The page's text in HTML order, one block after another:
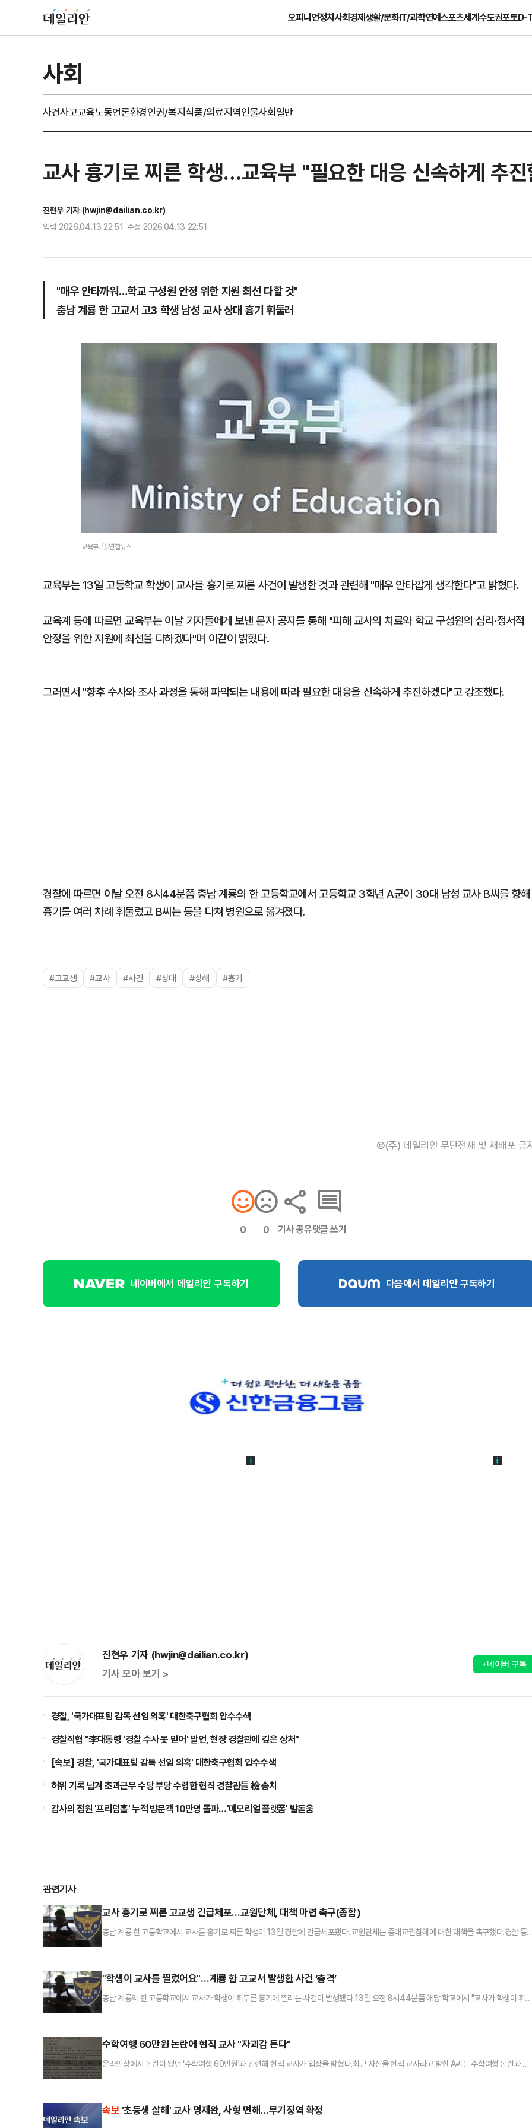
오피니언정치사회경제생활/문화IT/과학연예스포츠세계수도권포토D-
사회
사건사고교육노동언론환경인권/복지식품/의료지역인물사회일반
교사 흉기로 찌른 학생…교육부 "필요한 대응 신속하게 추
진현우 기자 (hwjin@dailian.co.kr)
입력 2026.04.13 22:51 수정 2026.04.13 22:51
"매우 안타까워…학교 구성원 안정 위한 지원 최선 다할 것"
충남 계룡 한 고교서 고3 학생 남성 교사 상대 흉기 휘둘러
교육부. ⓒ연합뉴스
교육부는 13일 고등학교 학생이 교사를 흉기로 찌른 사건이 발생한 것과 관련해 "매우 안타깝게 생각한다"고 밝혔다.
교육계 등에 따르면 교육부는 이날 기자들에게 보낸 문자 공지를 통해 "피해 교사의 치료와 학교 구성원의 심리·정서적
안정을 위한 지원에 최선을 다하겠다"며 이같이 밝혔다.
그러면서 "향후 수사와 조사 과정을 통해 파악되는 내용에 따라 필요한 대응을 신속하게 추진하겠다"고 강조했다.
경찰에 따르면 이날 오전 8시44분쯤 충남 계룡의 한 고등학교에서 고등학교 3학년 A군이 30대 남성 교사 B씨를 향해
흉기를 여러 차례 휘둘렀고 B씨는 등을 다쳐 병원으로 옮겨졌다.
#고교생 #교사 #사건 #상대 #상해 #흉기
©(주) 데일리안 무단전재 및 재배포 금
0 0 기사 공유댓글 쓰기
네이버에서 데일리안 구독하기 다음에서 데일리안 구독하기
진현우 기자 (hwjin@dailian.co.kr)
기사 모아 보기 >
+네이버 구독
경찰, '국가대표팀 감독 선임 의혹' 대한축구협회 압수수색
경찰직협 "李대통령 '경찰 수사 못 믿어' 발언, 현장 경찰관에 깊은 상처"
[속보] 경찰, '국가대표팀 감독 선임 의혹' 대한축구협회 압수수색
허위 기록 남겨 초과근무 수당 부당 수령한 현직 경찰관들 檢 송치
감사의 정원 '프리덤홀' 누적 방문객 10만명 돌파…'메모리얼 플랫폼' 발돋움
관련기사
교사 흉기로 찌른 고교생 긴급체포…교원단체, 대책 마련 촉구(종합)
충남 계룡 한 고등학교에서 교사를 흉기로 찌른 학생이 13일 경찰에 긴급체포됐다. 교원단체는 중대교권침해에 대한 대책을 촉구했다.경찰 등
도망쳤다.학교 측 신고를 받은 경찰은 도망친 A군이 112로 신고해 자수하자 A군을 긴급체포했다.교사 B씨는 등을 주로 다쳐 병원으로 옮겨졌
"학생이 교사를 찔렀어요"…계룡 한 고교서 발생한 사건 ‘충격’
충남 계룡의 한 고등학교에서 교사가 학생이 휘두른 흉기에 찔리는 사건이 발생했다.13일 오전 8시44분쯤 해당 학교에서 "교사가 학생이 휘두
다.조사 결과 B군은 교장실에서 미리 준비한 흉기를 휘두른 것으로 파악됐다.경찰은 두 사람을 상대로 자세한 범행 경위를 조사하고 있다.
수학여행 60만원 논란에 현직 교사 "자괴감 든다"
온라인상에서 논란이 됐던 '수학여행 60만원'과 관련해 현직 교사가 입장을 밝혔다.최근 자신을 현직 교사라고 밝힌 A씨는 수학여행 논란과 관
으로 여행사를 선정한다"고 설명했다. 이어 "수의계약은 절대 불가능하며 대부분 최저가 입찰로 업체가 결정된다"며 "입찰 이후에는 학부모가
속보 '초등생 살해' 교사 명재완, 사형 면해…무기징역 확정
"우리가 지지했던 인간들이
기껏 생수 보냈더니 "화장실
다"...日 누리꾼 발언 ‘역풍’
3
“21세기 고려장인가”…정부
에 원성 폭발
5
​"정청래 당선이 차라리 낫다